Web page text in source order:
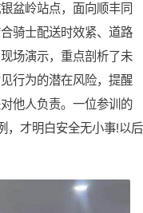
盆岭站点，面向顺丰同
骑士配送时效紧、道路
场演示，重点剖析了未
行为的潜在风险，提醒
他人负责。一位参训的
，才明白安全无小事!以后